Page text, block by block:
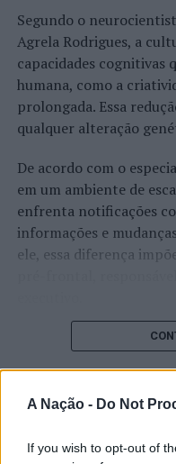
A Nação - Do Not
If you wish to opt-out of
Segundo o
Agrela Rodrigues, a
capacidades cognitivas
humana, como a
prolongada. Essa
qualquer alteração
De acordo com o
em um ambiente de
enfrenta notificações
informações e
ele, essa diferença
O pesquisador afirma
manter a atenção e a
aumentam a sensação
ATUALIDADE
“Millennium